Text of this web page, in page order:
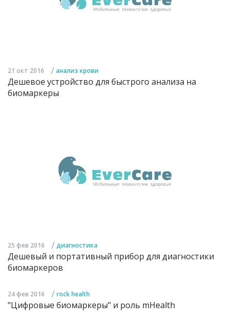
21 окт 2016 / анализ крови
Дешевое устройство для быстрого анализа на
биомаркеры
25 фев 2016 / диагностика
Дешевый и портативный прибор для диагностики
биомаркеров
24 фев 2016 / rock health
"Цифровые биомаркеры" и роль mHealth